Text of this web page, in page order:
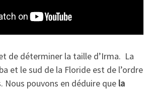
de déterminer la taille d’Irma. La
et le sud de la Floride est de l’ordre
Nous pouvons en déduire que la